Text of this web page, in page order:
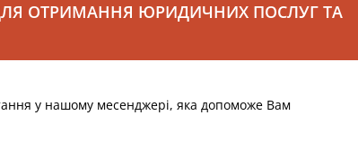
ОТРИМАННЯ ЮРИДИЧНИХ ПОСЛУГ ТА
у нашому месенджері, яка допоможе Вам